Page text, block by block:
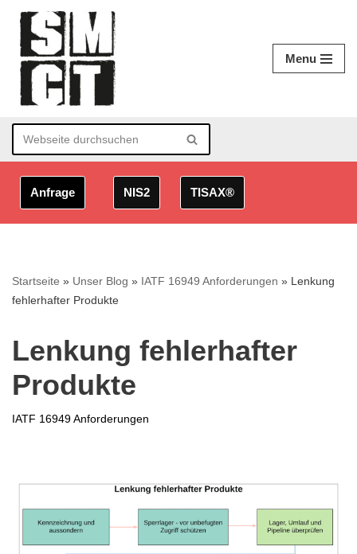
Zum
Inhalt
springen
Menu
Anfrage NIS2 TISAX®
Startseite » Unser Blog » IATF 16949 Anforderungen » Lenkung
fehlerhafter Produkte
Lenkung fehlerhafter
Produkte
IATF 16949 Anforderungen